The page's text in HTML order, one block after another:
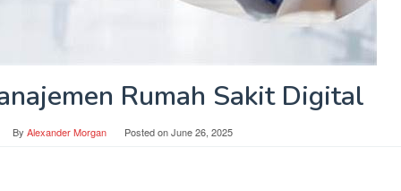
Rumah Sakit Digital
By Alexander Morgan Posted onJune 26, 2025